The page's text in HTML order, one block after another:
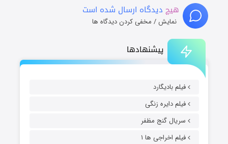
پیشنهادها
فیلم بادیگارد
فیلم دایره زنگی
سریال گنج مظفر
فیلم اخراجی ها ۱
هیچ دیدگاه ارسال شده است
نمایش / مخفی کردن دیدگاه ها